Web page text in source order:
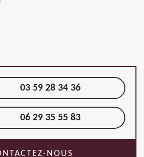
03 59 28 34 36
06 29 35 55 83
NOUS